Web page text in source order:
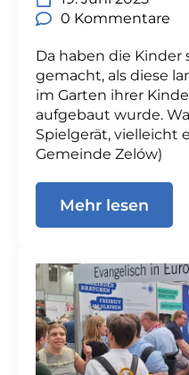
0 Kommentare
Da haben die Kinder
gemacht, als diese
im Garten ihrer
aufgebaut wurde.
Spielgerät, vielleicht
Gemeinde Zelów)
Mehr lesen